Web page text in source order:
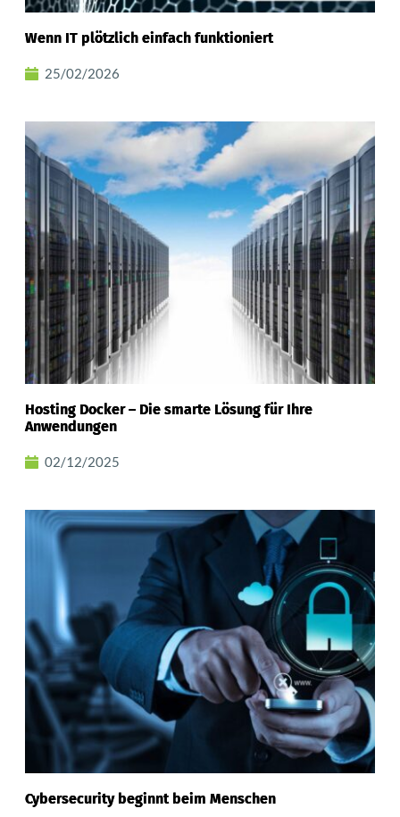
Wenn IT plötzlich einfach funktioniert
25/02/2026
Hosting Docker – Die smarte Lösung für Ihre
Anwendungen
02/12/2025
Cybersecurity beginnt beim Menschen